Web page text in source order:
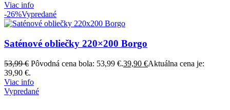
Viac info
-26%Vypredané
Saténové obliečky 220×200 Borgo
53,99€ Pôvodná cena bola: 53,99 €.39,90 €Aktuálna cena je:
39,90 €.
Viac info
Vypredané